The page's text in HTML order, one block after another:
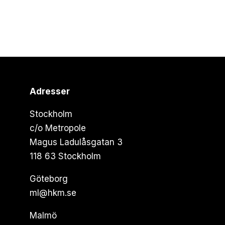
Adresser
Stockholm
c/o Metropole
Magus Ladulåsgatan 3
118 63 Stockholm
Göteborg
ml@hkm.se
Malmö